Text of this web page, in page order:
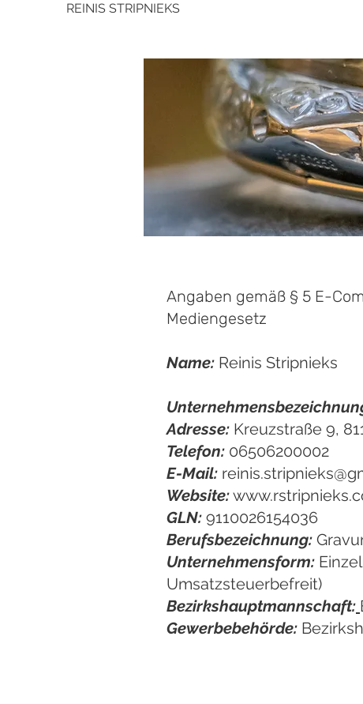
REINIS STRIPNIEKS
Angaben gemäß § 5 E-
Mediengesetz
Name: Reinis Stripnieks
Adresse: Kreuzstraße 9,
Telefon: 06506200002
E-Mail:
Website:
GLN: 9110026154036
Berufsbezeichnung:
Unternehmensform:
Umsatzsteuerbefreit)
Bezirkshauptmannschaft:
Gewerbebehörde: